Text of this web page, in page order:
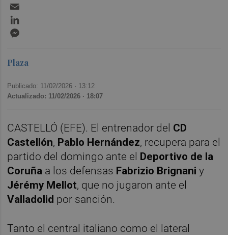
Plaza
Publicado: 11/02/2026 · 13:12
Actualizado: 11/02/2026 · 18:07
CASTELLÓ (EFE). El entrenador del CD
Castellón, Pablo Hernández, recupera para el
partido del domingo ante el Deportivo de la
Coruña a los defensas Fabrizio Brignani y
Jérémy Mellot, que no jugaron ante el
Valladolid por sanción.
Tanto el central italiano como el lateral